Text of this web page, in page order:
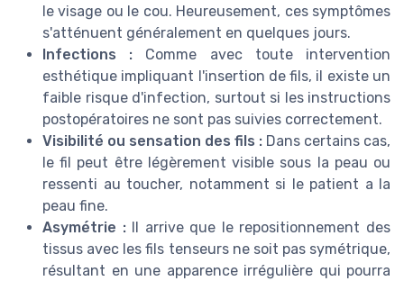
le visage ou le cou. Heureusement, ces symptômes
s'atténuent généralement en quelques jours.
Infections : Comme avec toute intervention
esthétique impliquant l'insertion de fils, il existe un
faible risque d'infection, surtout si les instructions
postopératoires ne sont pas suivies correctement.
Visibilité ou sensation des fils : Dans certains cas,
le fil peut être légèrement visible sous la peau ou
ressenti au toucher, notamment si le patient a la
peau fine.
Asymétrie :Il arrive que le repositionnement des
tissus avec les fils tenseurs ne soit pas symétrique,
résultant en une apparence irrégulière qui pourra